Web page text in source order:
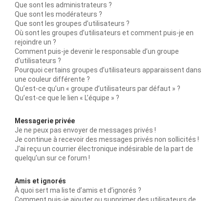
Que sont les administrateurs ?
Que sont les modérateurs ?
Que sont les groupes d’utilisateurs ?
Où sont les groupes d’utilisateurs et comment puis-je en
rejoindre un ?
Comment puis-je devenir le responsable d’un groupe
d’utilisateurs ?
Pourquoi certains groupes d’utilisateurs apparaissent dans
une couleur différente ?
Qu’est-ce qu’un « groupe d’utilisateurs par défaut » ?
Qu’est-ce que le lien « L’équipe » ?
Messagerie privée
Je ne peux pas envoyer de messages privés !
Je continue à recevoir des messages privés non sollicités !
J’ai reçu un courrier électronique indésirable de la part de
quelqu’un sur ce forum !
Amis et ignorés
À quoi sert ma liste d’amis et d’ignorés ?